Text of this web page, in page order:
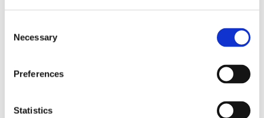
Selection
Necessary
Preferences
Statistics